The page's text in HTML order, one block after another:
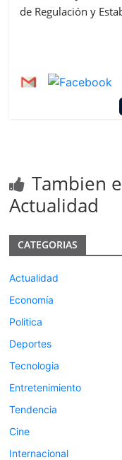
de Regulación y
Tambien
Actualidad
CATEGORIAS
Actualidad
Economía
Politica
Deportes
Tecnologia
Entretenimiento
Tendencia
Cine
Internacional